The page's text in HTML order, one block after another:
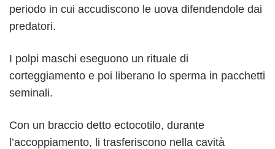
periodo in cui accudiscono le uova difendendole dai
predatori.
I polpi maschi eseguono un rituale di
corteggiamento e poi liberano lo sperma in pacchetti
seminali.
Con un braccio detto ectocotilo, durante
l’accoppiamento, li trasferiscono nella cavità